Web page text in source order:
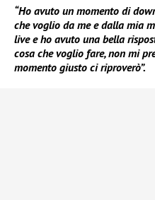
“Ho avuto un momento di
che voglio da me e dalla mia
live e ho avuto una bella
cosa che voglio fare, non mi
momento giusto ci riproverò”.